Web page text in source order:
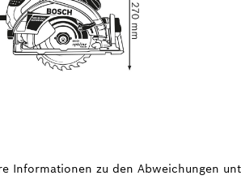
Informationen zu den Abweichungen